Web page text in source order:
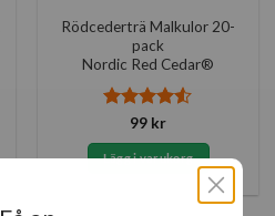
Rödcederträ Malkulor 20-
pack
Nordic Red Cedar®
Betygsatt
4.5av 5
99 kr
Lägg i varukorg